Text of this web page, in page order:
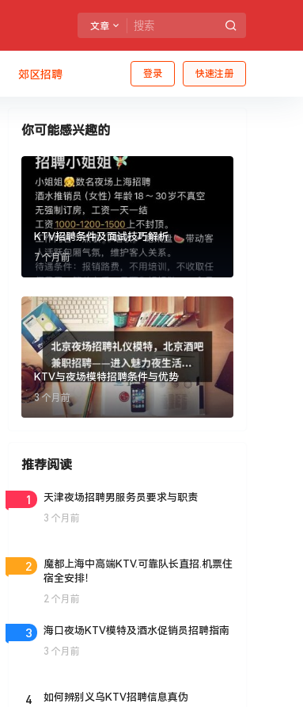
文章
登录 快速注册
郊区招聘
你可能感兴趣的
KTV招聘条件及面试技巧解析
7 个月前
KTV与夜场模特招聘条件与优势
3 个月前
推荐阅读
1 天津夜场招聘男服务员要求与职责
3 个月前
2
魔都上海中高端KTV.可靠队长直招.机票住
宿全安排！
2 个月前
3 海口夜场KTV模特及酒水促销员招聘指南
3 个月前
4 如何辨别义乌KTV招聘信息真伪